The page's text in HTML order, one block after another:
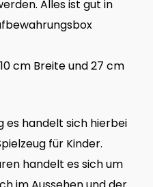
Alles ist gut in
cm Breite und 27 cm
es handelt sich hierbei
für Kinder.
handelt es sich um